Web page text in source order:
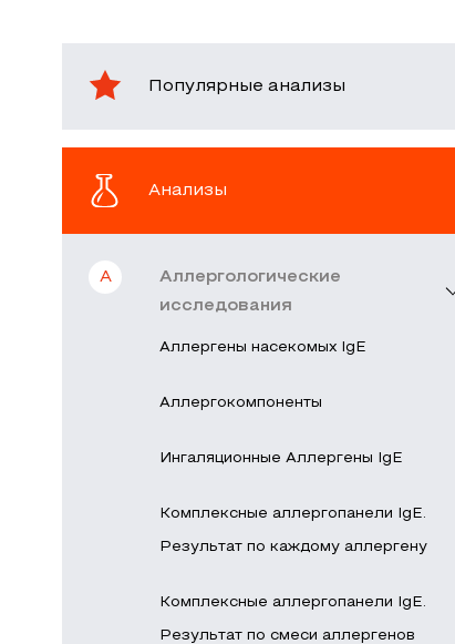
Популярные анализы
Анализы
А
Аллергологические
исследования
Аллергены насекомых IgE
Аллергокомпоненты
Ингаляционные Аллергены IgE
Комплексные аллергопанели IgE.
Результат по каждому аллергену
Комплексные аллергопанели IgE.
Результат по смеси аллергенов